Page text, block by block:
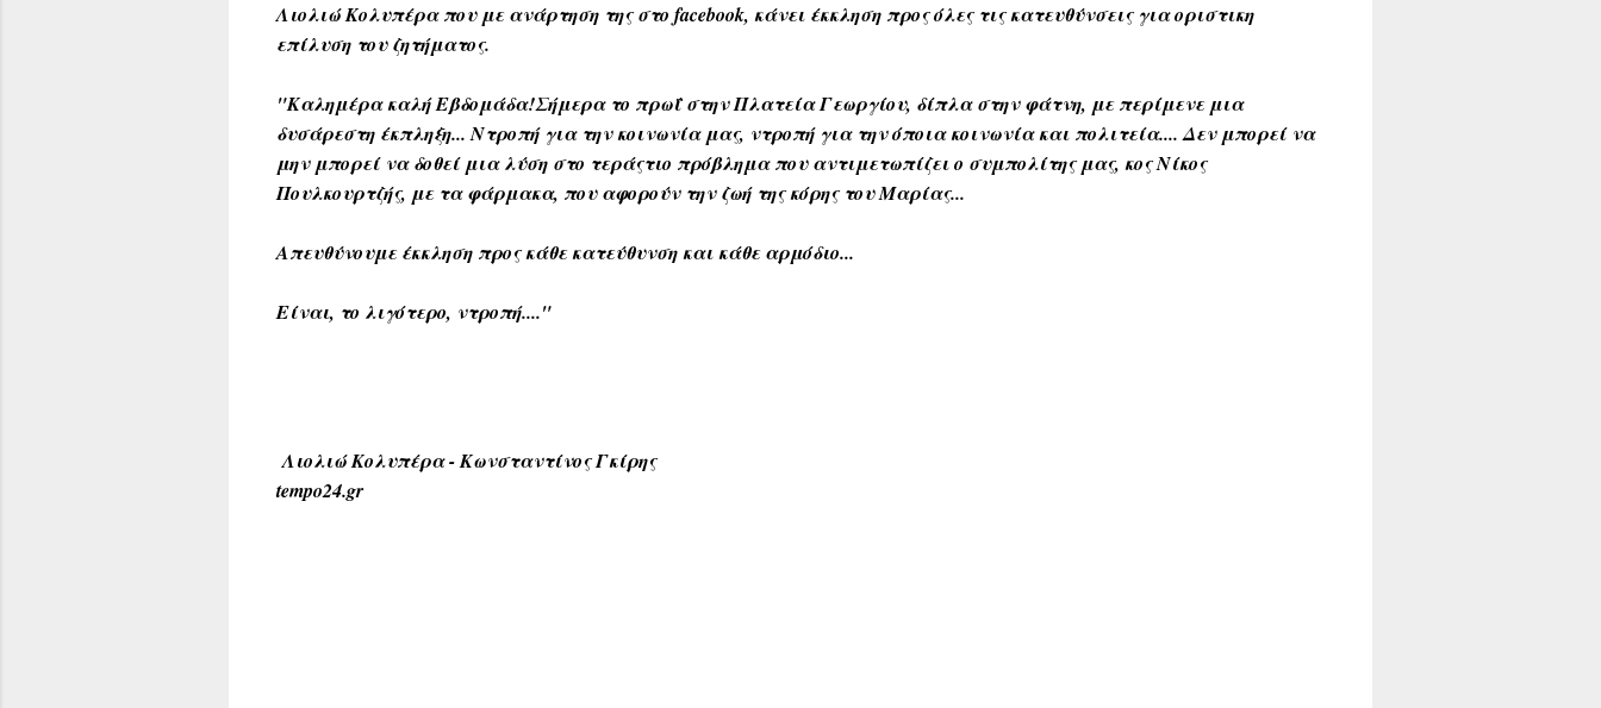
Λιολιώ Κολυπέρα που με ανάρτηση της στο facebook, κάνει έκκληση προς όλες τις κατευθύνσεις για οριστικη
επίλυση του ζητήματος.
"Καλημέρα καλή Εβδομάδα!Σήμερα το πρωΐ στην Πλατεία Γεωργίου, δίπλα στην φάτνη, με περίμενε μια
δυσάρεστη έκπληξη... Ντροπή για την κοινωνία μας, ντροπή για την όποια κοινωνία και πολιτεία.... Δεν μπορεί να
μην μπορεί να δοθεί μια λύση στο τεράςτιο πρόβλημα που αντιμετωπίζει ο συμπολίτης μας, κος Νίκος
Πουλκουρτζής, με τα φάρμακα, που αφορούν την ζωή της κόρης του Μαρίας...
Απευθύνουμε έκκληση προς κάθε κατεύθυνση και κάθε αρμόδιο...
Είναι, το λιγότερο, ντροπή...."
Λιολιώ Κολυπέρα - Κωνσταντίνος Γκίρης
tempo24.gr